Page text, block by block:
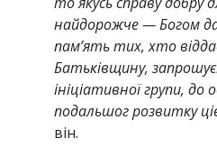
найдорожче — Богом
пам’ять тих, хто
Батьківщину,
ініціативної групи,
подальшог розвитку
він.